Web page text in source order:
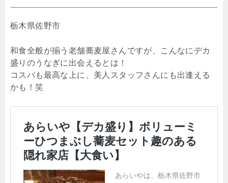
栃木県佐野市
和食全般が揃う老舗蕎麦屋さんですが、こんなにデカ
盛りのうなぎに出会えるとは！
コスパも最高な上に、美人スタッフさんにも出逢える
かも！笑